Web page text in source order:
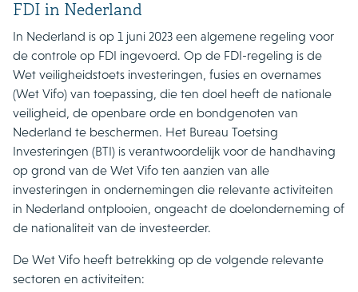
FDI in Nederland
In Nederland is op 1 juni 2023 een algemene regeling voor
de controle op FDI ingevoerd. Op de FDI-regeling is de
Wet veiligheidstoets investeringen, fusies en overnames
(Wet Vifo) van toepassing, die ten doel heeft de nationale
veiligheid, de openbare orde en bondgenoten van
Nederland te beschermen. Het Bureau Toetsing
Investeringen (BTI) is verantwoordelijk voor de handhaving
op grond van de Wet Vifo ten aanzien van alle
investeringen in ondernemingen die relevante activiteiten
in Nederland ontplooien, ongeacht de doelonderneming of
de nationaliteit van de investeerder.
De Wet Vifo heeft betrekking op de volgende relevante
sectoren en activiteiten: